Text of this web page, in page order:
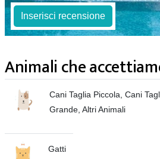
Inserisci recensione
Animali che
Cani Taglia Piccola, Cani
Grande, Altri Animali
Gatti